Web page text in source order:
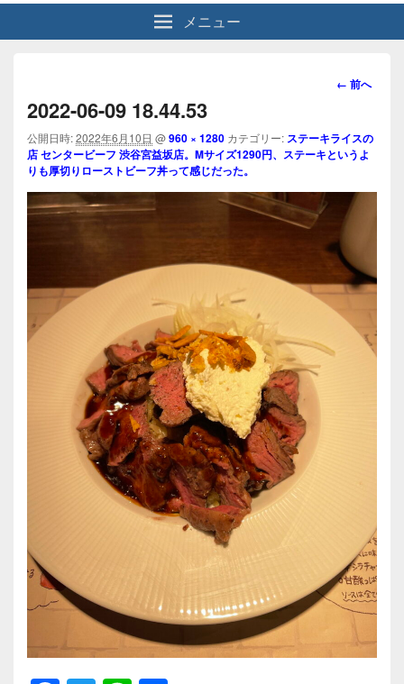
メニュー
画
ビ
ゲ
シ
ョ
ン
← 前へ
2022-06-09 18.44.53
公開日時:2022年6月10日 @960 × 1280 カテゴリー: ステーキライスの
店 センタービーフ 渋谷宮益坂店。Mサイズ1290円、ステーキというよ
りも厚切りローストビーフ丼って感じだった。